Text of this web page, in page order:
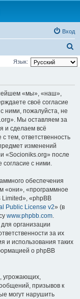
Вход
о
Язык:
«мы», «наш»,
своё согласие
ними, пожалуйста, не
Мы оставляем за
и сделаем всё
тем, ответственность
изменений
«Socioniks.org» после
согласие с ними.
обеспечения
«они», «программное
Limited», «phpBB
Public License v2» (в
www.phpbb.com.
организации
за их
и использования таких
о phpBB
угрожающих,
призывов к
могут нарушить